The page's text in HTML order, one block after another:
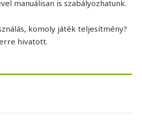
manuálisan is szabályozhatunk.
komoly játék teljesítmény?
hivatott.